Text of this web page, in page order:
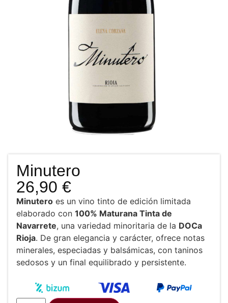
Minutero
26,90 €
Minutero es un vino tinto de edición limitada
elaborado con 100% Maturana Tinta de
Navarrete, una variedad minoritaria de la DOCa
Rioja. De gran elegancia y carácter, ofrece notas
minerales, especiadas y balsámicas, con taninos
sedosos y un final equilibrado y persistente.